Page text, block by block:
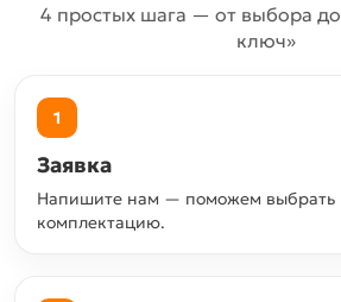
4 простых шага — от выбора
ключ»
1
Заявка
Напишите нам — поможем выбрать
комплектацию.